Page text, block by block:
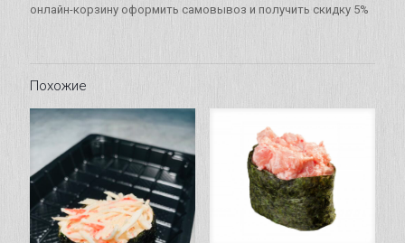
онлайн-корзину оформить самовывоз и получить скидку 5%
Похожие